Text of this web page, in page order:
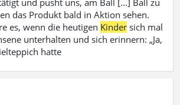
das Produkt bald in Aktion sehen.
es, wenn die heutigen Kinder sich mal
unterhalten und sich erinnern: „Ja,
hatte